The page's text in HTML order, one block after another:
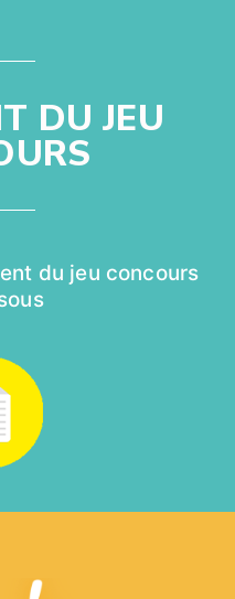
DU JEU
du jeu concours